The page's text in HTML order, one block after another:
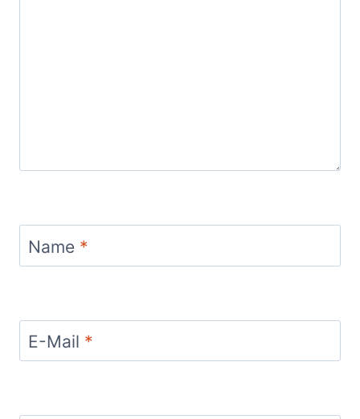
Name *
E-Mail *